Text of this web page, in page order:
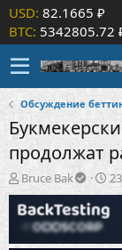
USD: 82.1665 ₽
BTC: 5342805.72
Обсуждение
продолжат
А
в
т
о
р
Bruce Bak
Д
а
т
н